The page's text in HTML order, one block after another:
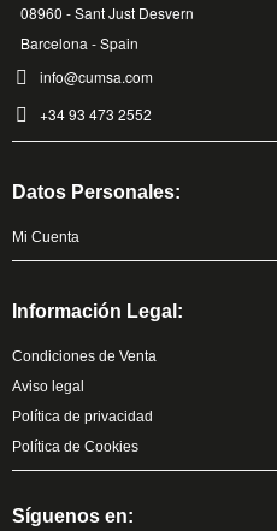
08960 - Sant Just Desvern
Barcelona - Spain
info@cumsa.com
+34 93 473 2552
Datos Personales:
Mi Cuenta
Información Legal:
Condiciones de Venta
Aviso legal
Política de privacidad
Política de Cookies
Síguenos en: